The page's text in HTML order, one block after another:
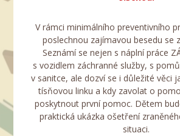
V rámci minimálního preventivního
poslechnou zajímavou besedu se
Seznámí se nejen s náplní práce
s vozidlem záchranné služby, s
v sanitce, ale dozví se i důležité věci
tísňovou linku a kdy zavolat o
poskytnout první pomoc. Dětem
praktická ukázka ošetření
situaci.